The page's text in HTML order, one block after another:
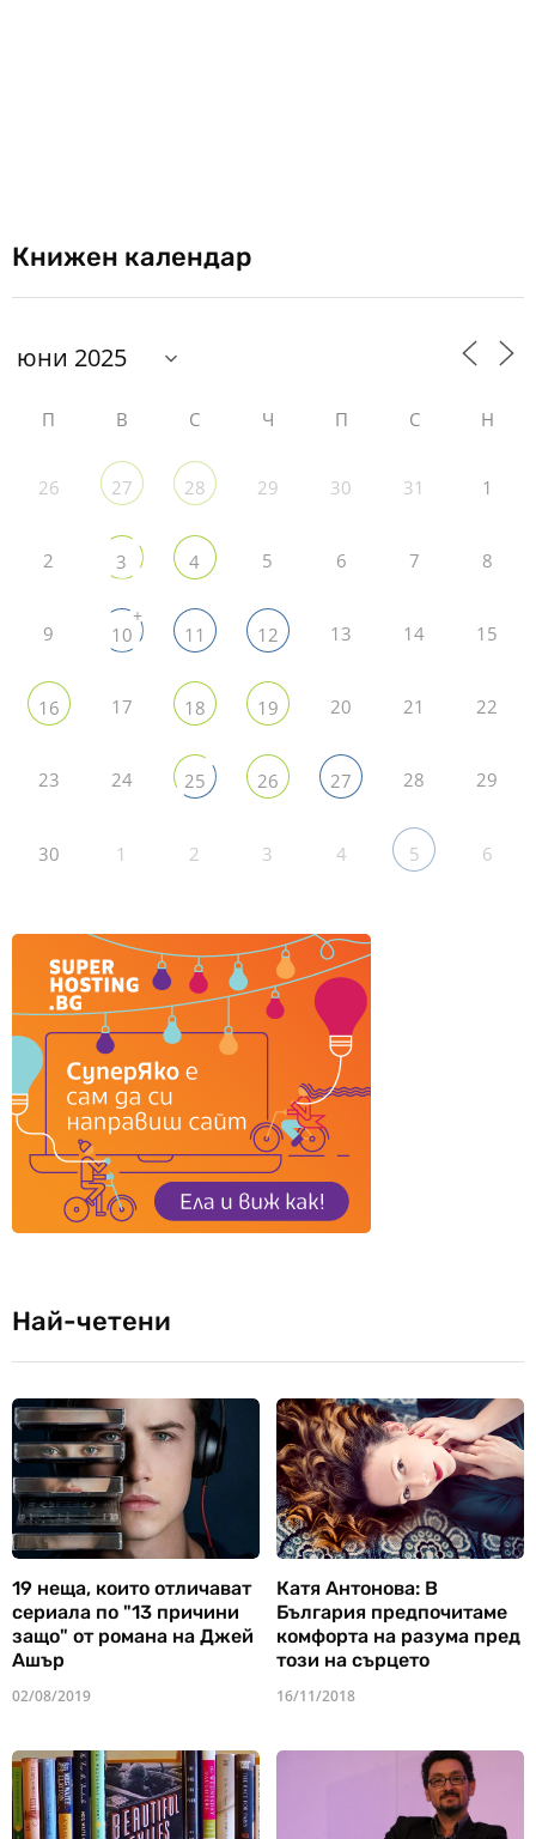
Книжен календар
П В С Ч П С Н
26 27 28 29 30 31 1
2 3 4 5 6 7 8
9 10
+
11 12 13 14 15
16 17 18 19 20 21 22
23 24 25 26 27 28 29
30 1 2 3 4 5 6
Най-четени
19 неща, които отличават
сериала по "13 причини
защо" от романа на Джей
Ашър
02/08/2019
Катя Антонова: В
България предпочитаме
комфорта на разума пред
този на сърцето
16/11/2018